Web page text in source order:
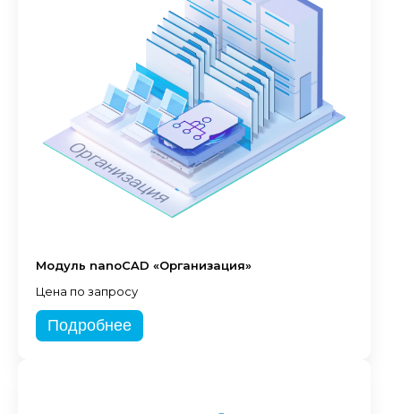
Модуль nanoCAD «Организация»
Цена по запросу
Подробнее